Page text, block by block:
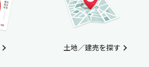
土地／建売を探す